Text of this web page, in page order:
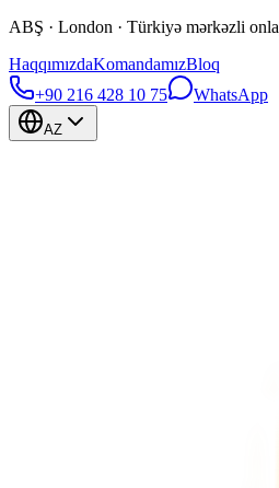
ABŞ · London · Türkiyə mərkəzli
HaqqımızdaKomandamızBloq
+90 216 428 10 75
WhatsApp
AZ